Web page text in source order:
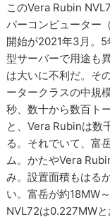
このVera Rubin
パーコンピューター
開始が2021年3月。
型サーバーで用途も
は大いに不利だ。そ
ータークラスの中規
秒、数十から数百ト
と、Vera Rubinは数
る。それでいて、富
ム。かたやVera
み。設置面積もはる
い。富岳が約18MW
NVL72は0.227MW